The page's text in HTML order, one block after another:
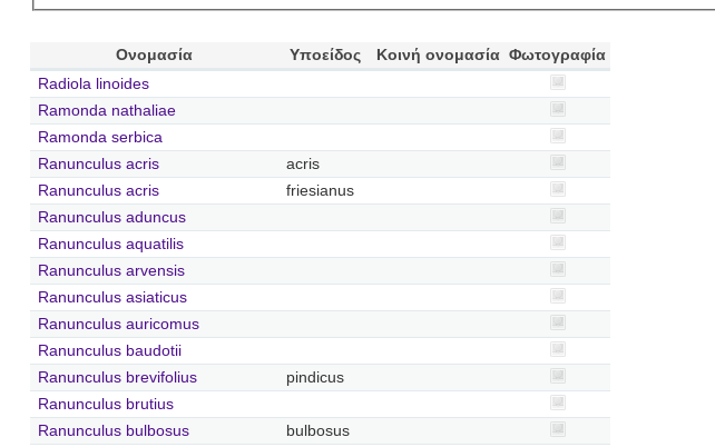
Ονομασία Υποείδος Κοινή ονομασία Φωτογραφία
Radiola linoides
Ramonda nathaliae
Ramonda serbica
Ranunculus acris
acris
Ranunculus acris
friesianus
Ranunculus aduncus
Ranunculus aquatilis
Ranunculus arvensis
Ranunculus asiaticus
Ranunculus auricomus
Ranunculus baudotii
Ranunculus brevifolius
pindicus
Ranunculus brutius
Ranunculus bulbosus
bulbosus